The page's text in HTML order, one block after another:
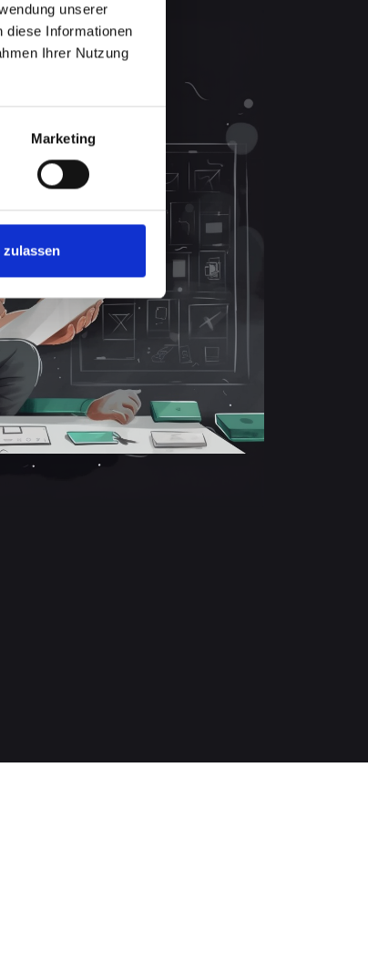
unserer
diese Informationen
Ihrer Nutzung
Marketing
zulassen